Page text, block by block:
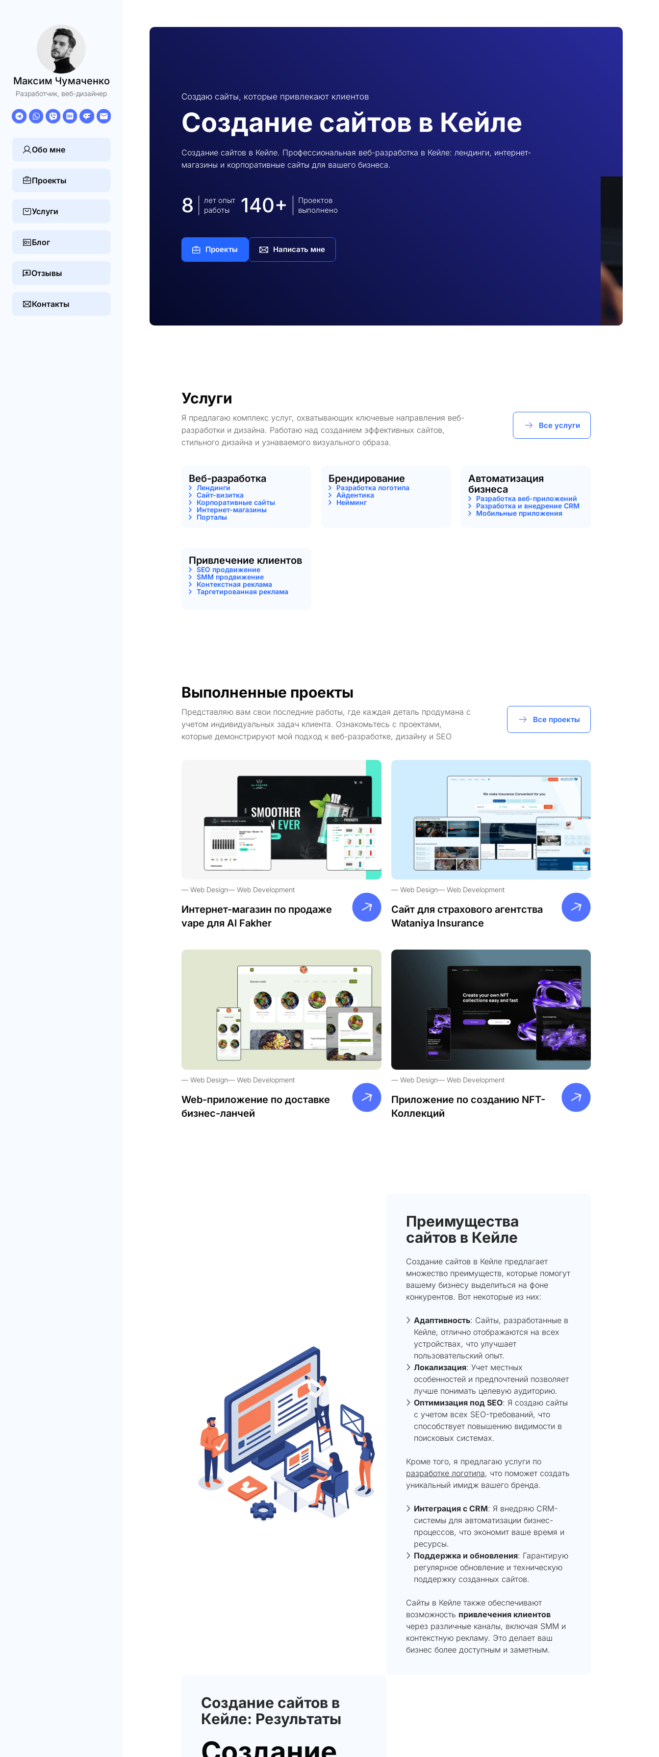
Максим Чумаченко
Разработчик, веб-дизайнер
Обо мне
Проекты
Услуги
Блог
Отзывы
Контакты
Создаю сайты, которые привлекают клиентов
Создание сайтов в Кейле
Создание сайтов в Кейле. Профессиональная веб-разработка в Кейле: лендинги, интернет-
магазины и корпоративные сайты для вашего бизнеса.
8
лет опыт
работы
140+
Проектов
выполнено
Проекты Написать мне
Услуги
Я предлагаю комплекс услуг, охватывающих ключевые направления веб-
разработки и дизайна. Работаю над созданием эффективных сайтов,
стильного дизайна и узнаваемого визуального образа.
Все услуги
Веб-разработка
Лендинги
Сайт-визитка
Корпоративные сайты
Интернет-магазины
Порталы
Брендирование
Разработка логотипа
Айдентика
Нейминг
Автоматизация
бизнеса
Разработка веб-приложений
Разработка и внедрение CRM
Мобильные приложения
Привлечение клиентов
SEO продвижение
SMM продвижение
Контекстная реклама
Таргетированная реклама
Выполненные проекты
Представляю вам свои последние работы, где каждая деталь продумана с
учетом индивидуальных задач клиента. Ознакомьтесь с проектами,
которые демонстрируют мой подход к веб-разработке, дизайну и SEO
Все проекты
Web Design Web Development
Интернет-магазин по продаже
vape для Al Fakher
Web Design Web Development
Сайт для страхового агентства
Wataniya Insurance
Web Design Web Development
Web-приложение по доставке
бизнес-ланчей
Web Design Web Development
Приложение по созданию NFT-
Коллекций
Преимущества
сайтов в Кейле
Создание сайтов в Кейле предлагает
множество преимуществ, которые помогут
вашему бизнесу выделиться на фоне
конкурентов. Вот некоторые из них:
Адаптивность: Сайты, разработанные в
Кейле, отлично отображаются на всех
устройствах, что улучшает
пользовательский опыт.
Локализация: Учет местных
особенностей и предпочтений позволяет
лучше понимать целевую аудиторию.
Оптимизация под SEO: Я создаю сайты
с учетом всех SEO-требований, что
способствует повышению видимости в
поисковых системах.
Кроме того, я предлагаю услуги по
разработке логотипа, что поможет создать
уникальный имидж вашего бренда.
Интеграция с CRM: Я внедряю CRM-
системы для автоматизации бизнес-
процессов, что экономит ваше время и
ресурсы.
Поддержка и обновления: Гарантирую
регулярное обновление и техническую
поддержку созданных сайтов.
Сайты в Кейле также обеспечивают
возможность привлечения клиентов
через различные каналы, включая SMM и
контекстную рекламу. Это делает ваш
бизнес более доступным и заметным.
Создание сайтов в
Кейле: Результаты